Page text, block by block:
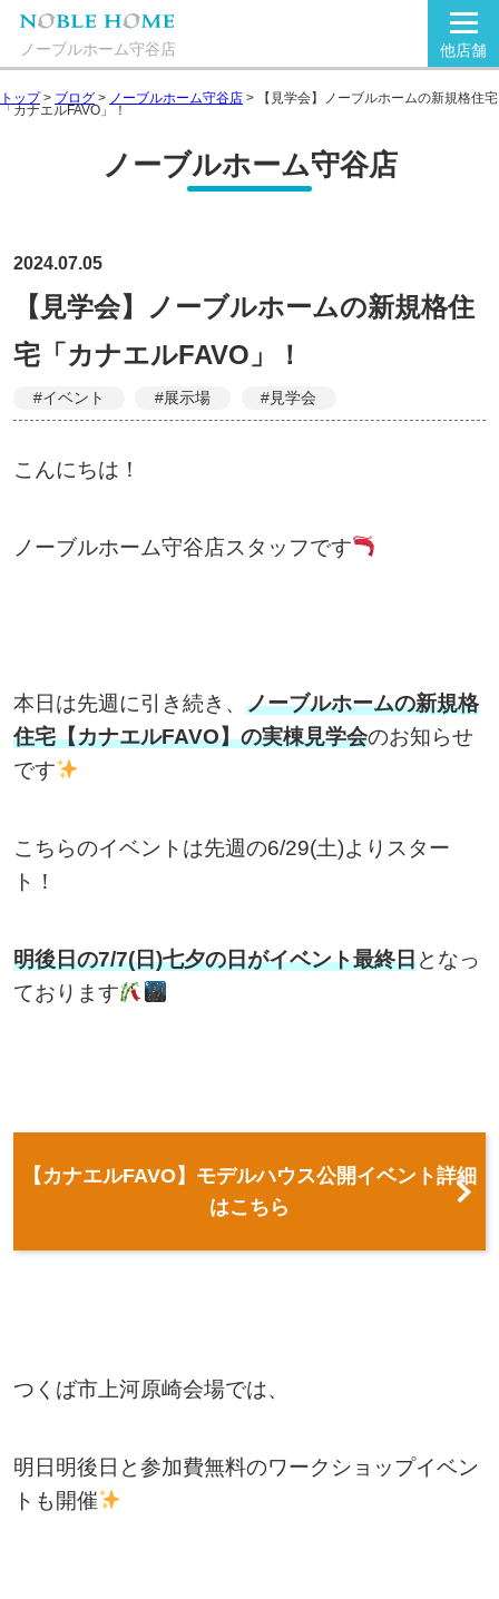
ノーブルホーム守谷店 他店舗
トップ> ブログ > ノーブルホーム守谷店 > 【見学会】ノーブルホームの新規格住宅
「カナエルFAVO」！
ノーブルホーム守谷店
2024.07.05
【見学会】ノーブルホームの新規格住
宅「カナエルFAVO」！
#イベント #展示場 #見学会
こんにちは！
ノーブルホーム守谷店スタッフです
本日は先週に引き続き、 ノーブルホームの新規格
住宅【カナエルFAVO】の実棟見学会のお知らせ
です
こちらのイベントは先週の6/29(土)よりスター
ト！
明後日の7/7(日)七夕の日がイベント最終日となっ
ております
【カナエルFAVO】モデルハウス公開イベント詳細
はこちら
つくば市上河原崎会場では、
明日明後日と参加費無料のワークショップイベン
トも開催